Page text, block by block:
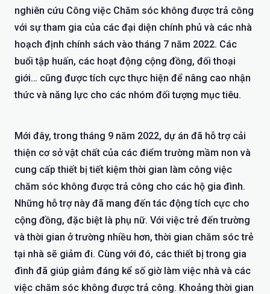
nghiên cứu Công việc Chăm sóc không được trả công
với sự tham gia của các đại diện chính phủ và các nhà
hoạch định chính sách vào tháng 7 năm 2022. Các
buổi tập huấn, các hoạt động cộng đồng, đối thoại
giới… cũng được tích cực thực hiện để nâng cao nhận
thức và năng lực cho các nhóm đối tượng mục tiêu.
Mới đây, trong tháng 9 năm 2022, dự án đã hỗ trợ cải
thiện cơ sở vật chất của các điểm trường mầm non và
cung cấp thiết bị tiết kiệm thời gian làm công việc
chăm sóc không được trả công cho các hộ gia đình.
Những hỗ trợ này đã mang đến tác động tích cực cho
cộng đồng, đặc biệt là phụ nữ. Với việc trẻ đến trường
và thời gian ở trường nhiều hơn, thời gian chăm sóc trẻ
tại nhà sẽ giảm đi. Cùng với đó, các thiết bị trong gia
đình đã giúp giảm đáng kể số giờ làm việc nhà và các
việc chăm sóc không được trả công. Khoảng thời gian